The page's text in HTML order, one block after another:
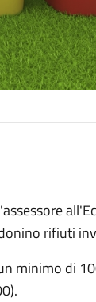
rifiuti
minimo di